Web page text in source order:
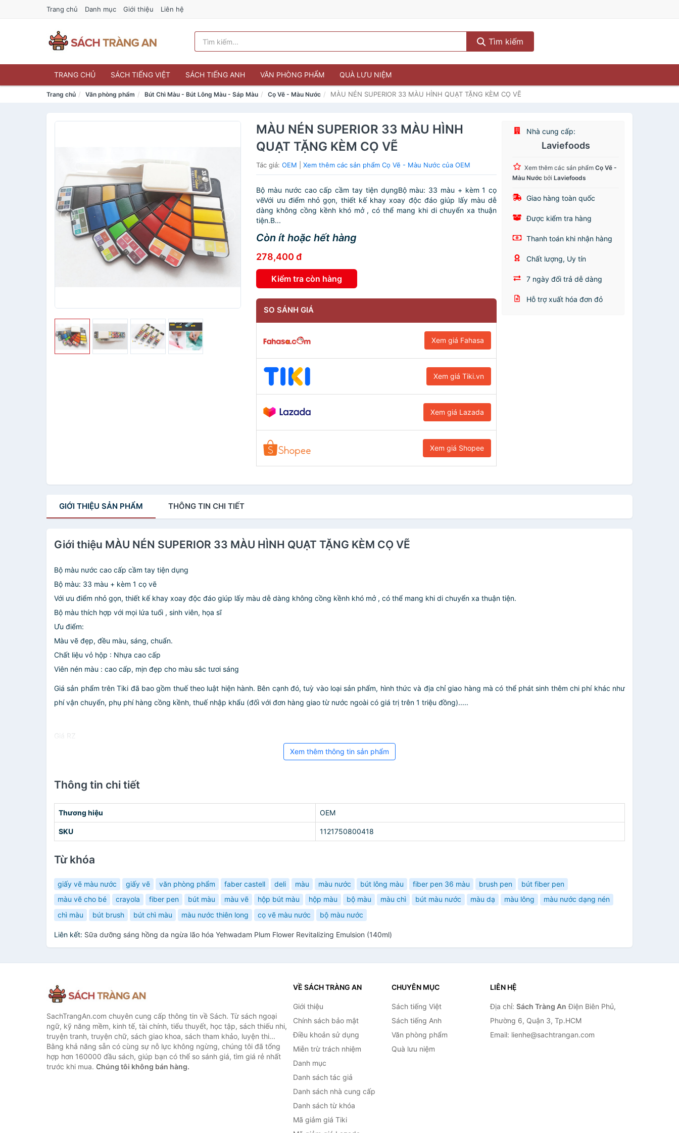
Trang chủ Danh mục Giới thiệu Liên hệ
Tìm kiếm
TRANG CHỦ SÁCH TIẾNG VIỆT SÁCH TIẾNG ANH VĂN PHÒNG PHẨM QUÀ LƯU NIỆM
Trang chủ Văn phòng phẩm Bút Chì Màu - Bút Lông Màu - Sáp Màu Cọ Vẽ - Màu Nước MÀU NÉN SUPERIOR 33 MÀU HÌNH QUẠT TẶNG KÈM CỌ VẼ
MÀU NÉN SUPERIOR 33 MÀU HÌNH
QUẠT TẶNG KÈM CỌ VẼ
Tác giả:OEM |Xem thêm các sản phẩm Cọ Vẽ - Màu Nước của OEM
Bộ màu nước cao cấp cầm tay tiện dụngBộ màu: 33 màu + kèm 1 cọ
vẽVới ưu điểm nhỏ gọn, thiết kế khay xoay độc đáo giúp lấy màu dễ
dàng không cồng kềnh khó mở , có thể mang khi di chuyển xa thuận
tiện.B...
Còn ít hoặc hết hàng
278,400 đ
Kiểm tra còn hàng
SO SÁNH GIÁ
Xem giá Fahasa
Xem giá Tiki.vn
Xem giá Lazada
Xem giá Shopee
Nhà cung cấp:
Laviefoods
Xem thêm các sản phẩmCọ Vẽ -
Màu Nước bởiLaviefoods
Giao hàng toàn quốc
Được kiểm tra hàng
Thanh toán khi nhận hàng
Chất lượng, Uy tín
7 ngày đổi trả dễ dàng
Hỗ trợ xuất hóa đơn đỏ
GIỚI THIỆU SẢN PHẨM THÔNG TIN CHI TIẾT
Giới thiệu MÀU NÉN SUPERIOR 33 MÀU HÌNH QUẠT TẶNG KÈM CỌ VẼ
Bộ màu nước cao cấp cầm tay tiện dụng
Bộ màu: 33 màu + kèm 1 cọ vẽ
Với ưu điểm nhỏ gọn, thiết kế khay xoay độc đáo giúp lấy màu dễ dàng không cồng kềnh khó mở , có thể mang khi di chuyển xa thuận tiện.
Bộ màu thích hợp với mọi lứa tuổi , sinh viên, họa sĩ
Ưu điểm:
Màu vẽ đẹp, đều màu, sáng, chuẩn.
Chất liệu vỏ hộp : Nhựa cao cấp
Viên nén màu : cao cấp, mịn đẹp cho màu sắc tươi sáng
Giá sản phẩm trên Tiki đã bao gồm thuế theo luật hiện hành. Bên cạnh đó, tuỳ vào loại sản phẩm, hình thức và địa chỉ giao hàng mà có thể phát sinh thêm chi phí khác như
phí vận chuyển, phụ phí hàng cồng kềnh, thuế nhập khẩu (đối với đơn hàng giao từ nước ngoài có giá trị trên 1 triệu đồng).....
Giá RZ
Xem thêm thông tin sản phẩm
Thông tin chi tiết
Thương hiệu OEM
SKU 1121750800418
Từ khóa
giấy vẽ màu nước giấy vẽ văn phòng phẩm faber castell deli màu màu nước bút lông màu fiber pen 36 màu brush pen
bút fiber pen
màu vẽ cho bé
crayola fiber pen bút màu màu vẽ hộp bút màu hộp màu bộ màu màu chì bút màu nước màu dạ màu lông
màu nước dạng nén
chì màu
bút brush bút chì màu màu nước thiên long cọ vẽ màu nước bộ màu nước
Liên kết: Sữa dưỡng sáng hồng da ngừa lão hóa Yehwadam Plum Flower Revitalizing Emulsion (140ml)
SachTrangAn.com chuyên cung cấp thông tin về Sách. Từ sách ngoại
ngữ, kỹ năng mềm, kinh tế, tài chính, tiểu thuyết, học tập, sách thiếu nhi,
truyện tranh, truyện chữ, sách giao khoa, sách tham khảo, luyện thi...
Bằng khả năng sẵn có cùng sự nỗ lực không ngừng, chúng tôi đã tổng
hợp hơn 160000 đầu sách, giúp bạn có thể so sánh giá, tìm giá rẻ nhất
trước khi mua. Chúng tôi không bán hàng.
VỀ SÁCH TRÀNG AN
Giới thiệu
Chính sách bảo mật
Điều khoản sử dụng
Miễn trừ trách nhiệm
Danh mục
Danh sách tác giả
Danh sách nhà cung cấp
Danh sách từ khóa
Mã giảm giá Tiki
CHUYÊN MỤC
Sách tiếng Việt
Sách tiếng Anh
Văn phòng phẩm
Quà lưu niệm
LIÊN HỆ
Địa chỉ: Sách Tràng An Điện Biên Phủ,
Phường 6, Quận 3, Tp.HCM
Email: lienhe@sachtrangan.com